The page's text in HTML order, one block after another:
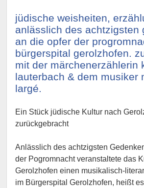
jüdische weisheiten,
anlässlich des achtzigsten
an die opfer der
bürgerspital gerolzhofen.
mit der märchenerzählerin
lauterbach & dem musiker
largé.
Ein Stück jüdische Kultur nach
zurückgebracht
Anlässlich des achtzigsten
der Pogromnacht veranstaltete das
Gerolzhofen einen musikalisch-
im Bürgerspital Gerolzhofen, heißt